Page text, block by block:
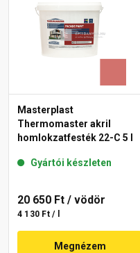
Masterplast
Thermomaster akril
homlokzatfesték 22-C 5 l
Gyártói készleten
20 650 Ft / vödör
4 130 Ft / l
Megnézem